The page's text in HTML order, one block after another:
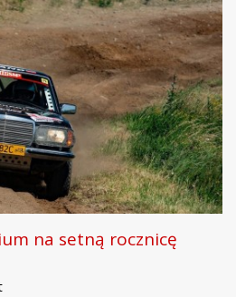
na setną rocznicę